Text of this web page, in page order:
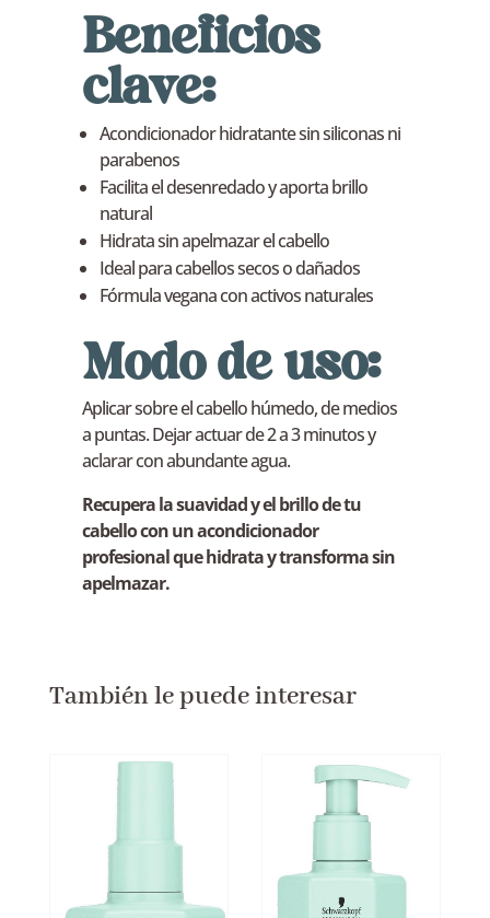
Beneficios
clave:
Acondicionador hidratante sin siliconas ni
parabenos
Facilita el desenredado y aporta brillo
natural
Hidrata sin apelmazar el cabello
Ideal para cabellos secos o dañados
Fórmula vegana con activos naturales
Modo de uso:
Aplicar sobre el cabello húmedo, de medios
a puntas. Dejar actuar de 2 a 3 minutos y
aclarar con abundante agua.
Recupera la suavidad y el brillo de tu
cabello con un acondicionador
profesional que hidrata y transforma sin
apelmazar.
También le puede interesar